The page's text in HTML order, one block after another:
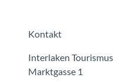
Kontakt
Interlaken Tourismus
Marktgasse 1